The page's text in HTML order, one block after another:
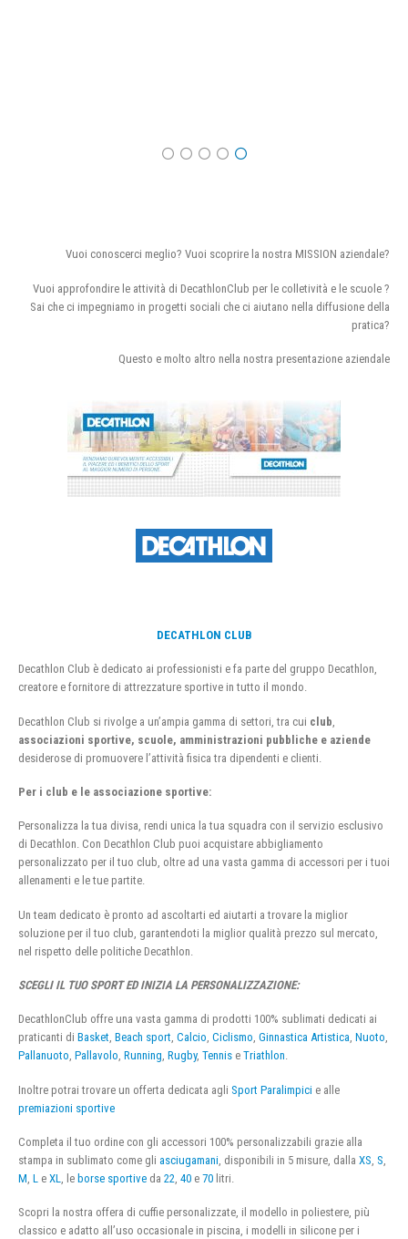
Vuoi conoscerci meglio? Vuoi scoprire la nostra MISSION aziendale?
Vuoi approfondire le attività di DecathlonClub per le colletività e le scuole ?
Sai che ci impegniamo in progetti sociali che ci aiutano nella diffusione della
pratica?
Questo e molto altro nella nostra presentazione aziendale
DECATHLON CLUB
Decathlon Club è dedicato ai professionisti e fa parte del gruppo Decathlon,
creatore e fornitore di attrezzature sportive in tutto il mondo.
Decathlon Club si rivolge a un’ampia gamma di settori, tra cui club
associazioni sportive, scuole, amministrazioni pubbliche e aziende
desiderose di promuovere l’attività fisica tra dipendenti e clienti.
Per i club e le associazione sportive:
Personalizza la tua divisa, rendi unica la tua squadra con il servizio esclusivo
di Decathlon. Con Decathlon Club puoi acquistare abbigliamento
personalizzato per il tuo club, oltre ad una vasta gamma di accessori per i tuoi
allenamenti e le tue partite.
Un team dedicato è pronto ad ascoltarti ed aiutarti a trovare la miglior
soluzione per il tuo club, garantendoti la miglior qualità prezzo sul mercato,
nel rispetto delle politiche Decathlon.
SCEGLI IL TUO SPORT ED INIZIA LA PERSONALIZZAZIONE:
DecathlonClub offre una vasta gamma di prodotti 100% sublimati dedicati ai
praticanti di Basket, Beach sport, Calcio, Ciclismo, Ginnastica Artistica, Nuoto,
Pallanuoto, Pallavolo, Running, Rugby, Tennis e Triathlon.
Inoltre potrai trovare un offerta dedicata agli Sport Paralimpici e alle
premiazioni sportive
Completa il tuo ordine con gli accessori 100% personalizzabili grazie alla
stampa in sublimato come gli asciugamani , disponibili in 5 misure, dalla XS S
M L e XL , le borse sportive da 22 40 e 70 litri.
Scopri la nostra offera di cuffie personalizzate, il modello in poliestere, più
classico e adatto all’uso occasionale in piscina, i modelli in silicone per i